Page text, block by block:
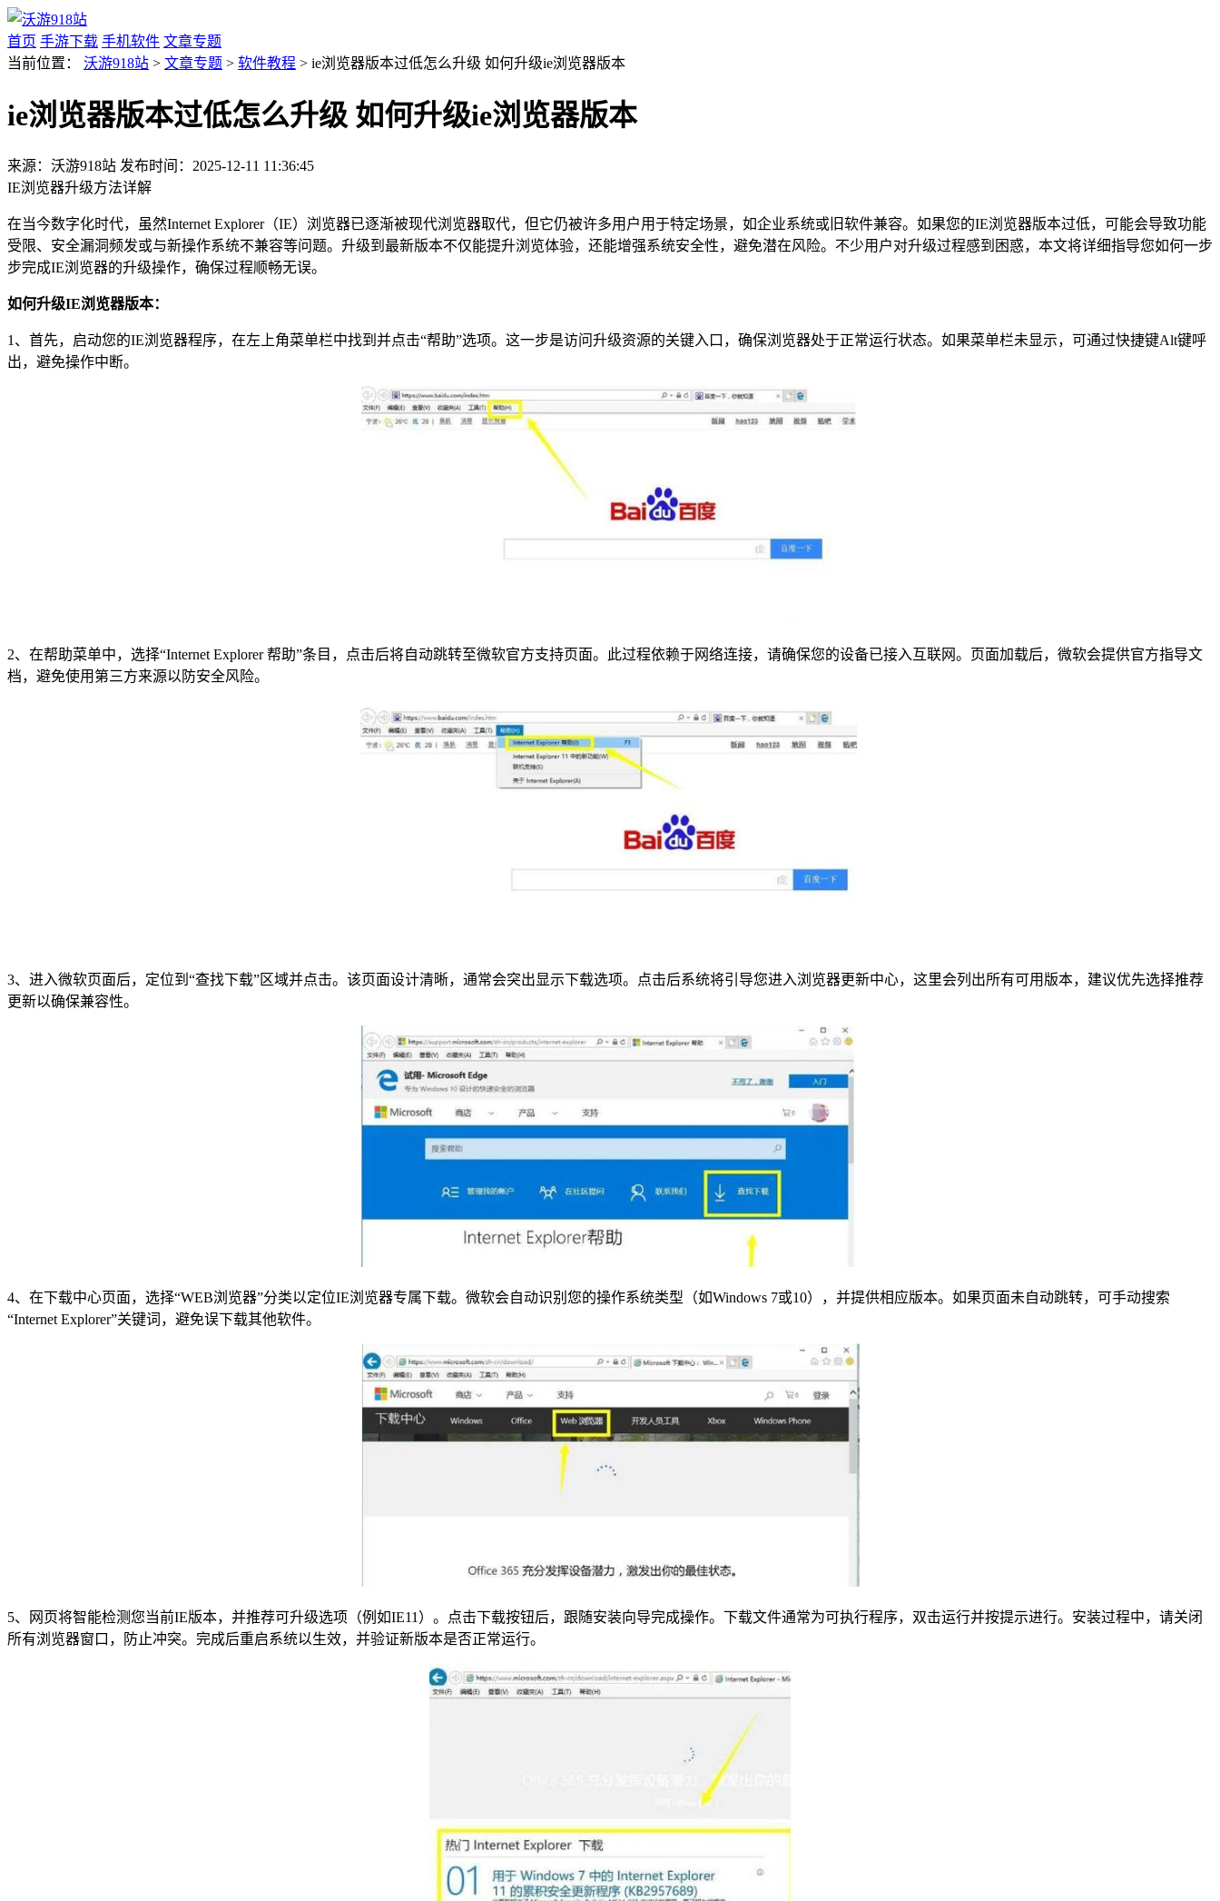
首页 手游下载 手机软件 文章专题
当前位置： 沃游918站 > 文章专题 > 软件教程 > ie浏览器版本过低怎么升级 如何升级ie浏览器版本
ie浏览器版本过低怎么升级 如何升级ie浏览器版本
来源：沃游918站 发布时间：2025-12-11 11:36:45
IE浏览器升级方法详解
在当今数字化时代，虽然Internet Explorer（IE）浏览器已逐渐被现代浏览器取代，但它仍被许多用户用于特定场景，如企业系统或旧软件兼容。如果您的IE浏览器版本过低，可能会导致功能
受限、安全漏洞频发或与新操作系统不兼容等问题。升级到最新版本不仅能提升浏览体验，还能增强系统安全性，避免潜在风险。不少用户对升级过程感到困惑，本文将详细指导您如何一步
步完成IE浏览器的升级操作，确保过程顺畅无误。
如何升级IE浏览器版本：
1、首先，启动您的IE浏览器程序，在左上角菜单栏中找到并点击“帮助”选项。这一步是访问升级资源的关键入口，确保浏览器处于正常运行状态。如果菜单栏未显示，可通过快捷键Alt键呼
出，避免操作中断。
2、在帮助菜单中，选择“Internet Explorer 帮助”条目，点击后将自动跳转至微软官方支持页面。此过程依赖于网络连接，请确保您的设备已接入互联网。页面加载后，微软会提供官方指导文
档，避免使用第三方来源以防安全风险。
3、进入微软页面后，定位到“查找下载”区域并点击。该页面设计清晰，通常会突出显示下载选项。点击后系统将引导您进入浏览器更新中心，这里会列出所有可用版本，建议优先选择推荐
更新以确保兼容性。
4、在下载中心页面，选择“WEB浏览器”分类以定位IE浏览器专属下载。微软会自动识别您的操作系统类型（如Windows 7或10），并提供相应版本。如果页面未自动跳转，可手动搜索
“Internet Explorer”关键词，避免误下载其他软件。
5、网页将智能检测您当前IE版本，并推荐可升级选项（例如IE11）。点击下载按钮后，跟随安装向导完成操作。下载文件通常为可执行程序，双击运行并按提示进行。安装过程中，请关闭
所有浏览器窗口，防止冲突。完成后重启系统以生效，并验证新版本是否正常运行。